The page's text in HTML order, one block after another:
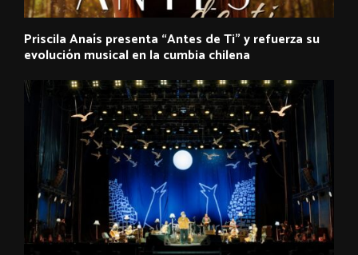
Priscila Anaís presenta “Antes de Ti” y refuerza su
evolución musical en la cumbia chilena